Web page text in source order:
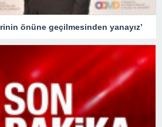
önüne geçilmesinden yanayız’